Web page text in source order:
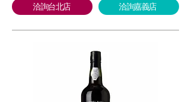
洽詢台北店 洽詢嘉義店